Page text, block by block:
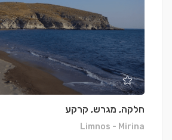
חלקה, מגרש, קרקע
Limnos - Mirina